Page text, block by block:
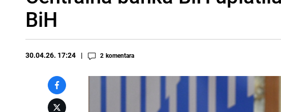
BiH
30.04.26. 17:24 2 komentara